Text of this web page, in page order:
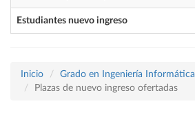
Estudiantes nuevo ingreso
Inicio
Grado en Ingeniería Informática
Plazas de nuevo ingreso ofertadas